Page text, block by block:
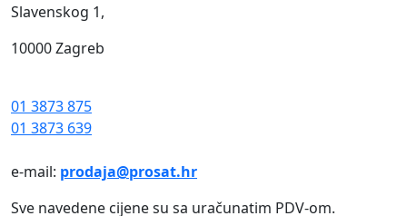
Slavenskog 1,
10000 Zagreb
01 3873 875
01 3873 639
e-mail: prodaja@prosat.hr
Sve navedene cijene su sa uračunatim PDV-om.